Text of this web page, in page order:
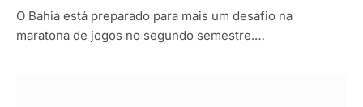
O Bahia está preparado para mais um desafio na
maratona de jogos no segundo semestre.…